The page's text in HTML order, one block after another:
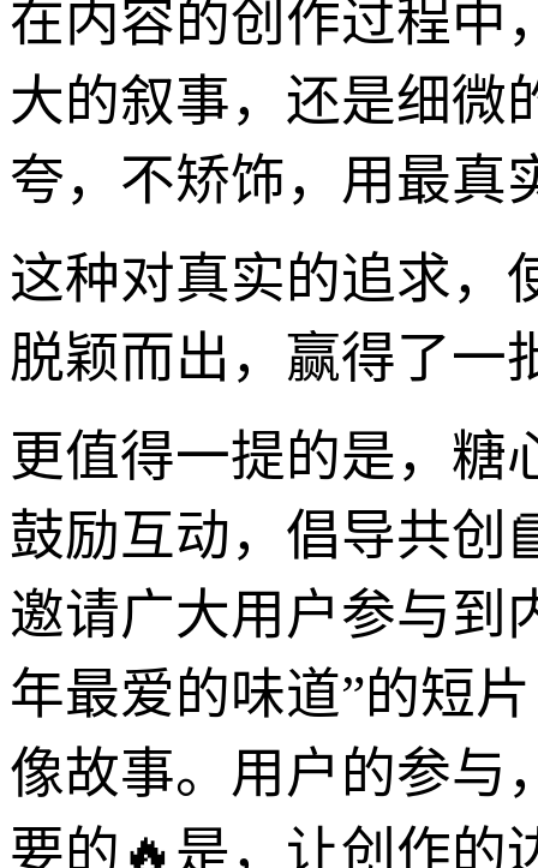
在内容的创作过程中
大的叙事，还是细微
夸，不矫饰，用最真
这种对真实的追求，
脱颖而出，赢得了一
更值得一提的是，糖
鼓励互动，倡导共创
邀请广大用户参与到
年最爱的味道”的短
像故事。用户的参与
要的🔥是，让创作的